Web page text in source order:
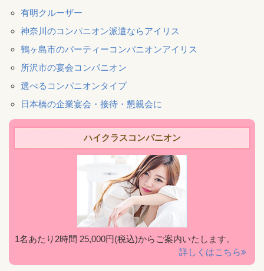
有明クルーザー
神奈川のコンパニオン派遣ならアイリス
鶴ヶ島市のパーティーコンパニオンアイリス
所沢市の宴会コンパニオン
選べるコンパニオンタイプ
日本橋の企業宴会・接待・懇親会に
ハイクラスコンパニオン
1名あたり2時間 25,000円(税込)からご案内いたします。
詳しくはこちら